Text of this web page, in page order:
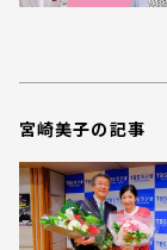
宮崎美子の記事